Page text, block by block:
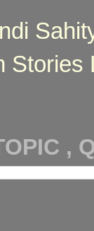
Stories
,